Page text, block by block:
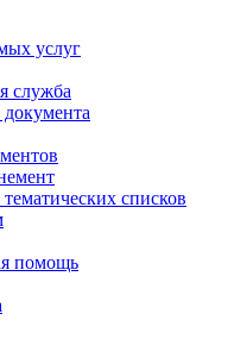
услуг
служба
списков
помощь